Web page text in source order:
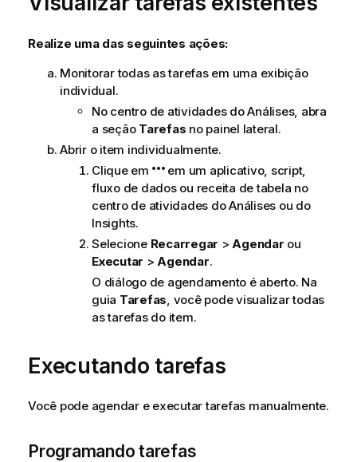
Realize uma das seguintes ações:
Monitorar todas as tarefas em uma exibição
individual.
No centro de atividades doAnálises, abra
a seção Tarefas no painel lateral.
Abrir o item individualmente.
Clique em
em um aplicativo, script,
fluxo de dados ou receita de tabela no
centro de atividades doAnálises ou do
Insights.
Selecione Recarregar > Agendar ou
Executar > Agendar.
O diálogo de agendamento é aberto. Na
guia Tarefas , você pode visualizar todas
as tarefas do item.
Executando tarefas
Você pode agendar e executar tarefas manualmente.
Programando tarefas